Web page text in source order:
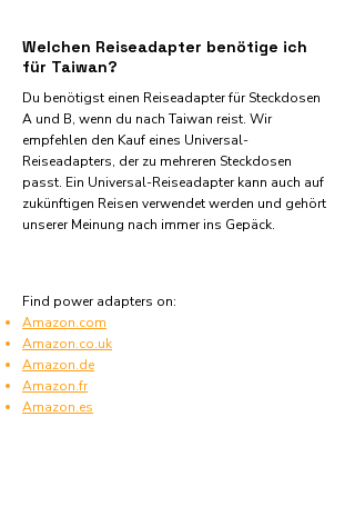
Welchen Reiseadapter benötige ich
für Taiwan?
Du benötigst einen Reiseadapter für Steckdosen
A und B, wenn du nach Taiwan reist. Wir
empfehlen den Kauf eines Universal-
Reiseadapters, der zu mehreren Steckdosen
passt. Ein Universal-Reiseadapter kann auch auf
zukünftigen Reisen verwendet werden und gehört
unserer Meinung nach immer ins Gepäck.
Find power adapters on:
Amazon.com
Amazon.co.uk
Amazon.de
Amazon.fr
Amazon.es